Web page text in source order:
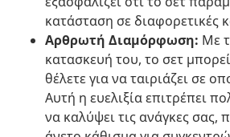
κατάσταση σε διαφορετικές
Αρθρωτή Διαμόρφωση: Με
κατασκευή του, το σετ
θέλετε για να ταιριάζει σε
Αυτή η ευελιξία επιτρέπει
να καλύψει τις ανάγκες σας,